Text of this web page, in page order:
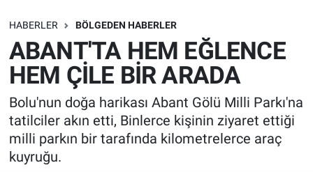
HABERLER BÖLGEDEN HABERLER
ABANT'TA HEM EĞLENCE
HEM ÇİLE BİR ARADA
Bolu'nun doğa harikası Abant Gölü Milli Parkı'na
tatilciler akın etti, Binlerce kişinin ziyaret ettiği
milli parkın bir tarafında kilometrelerce araç
kuyruğu.